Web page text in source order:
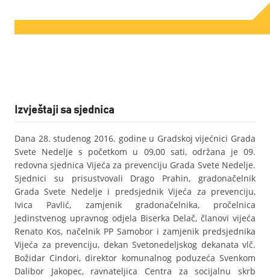
Izvještaji sa sjednica
Dana 28. studenog 2016. godine u Gradskoj vijećnici Grada
Svete Nedelje s početkom u 09,00 sati, održana je 09.
redovna sjednica Vijeća za prevenciju Grada Svete Nedelje.
Sjednici su prisustvovali Drago Prahin, gradonačelnik
Grada Svete Nedelje i predsjednik Vijeća za prevenciju,
Ivica Pavlić, zamjenik gradonačelnika, pročelnica
Jedinstvenog upravnog odjela Biserka Delač, članovi vijeća
Renato Kos, načelnik PP Samobor i zamjenik predsjednika
Vijeća za prevenciju, dekan Svetonedeljskog dekanata vlč.
Božidar Cindori, direktor komunalnog poduzeća Svenkom
Dalibor Jakopec, ravnateljica Centra za socijalnu skrb